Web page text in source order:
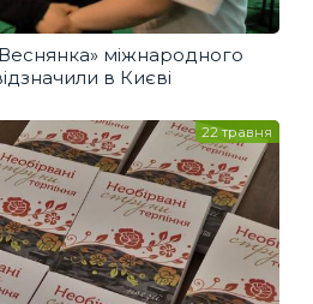
міжнародного
в Києві
22 травня